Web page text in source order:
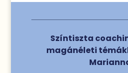
Színtiszta
magánéleti